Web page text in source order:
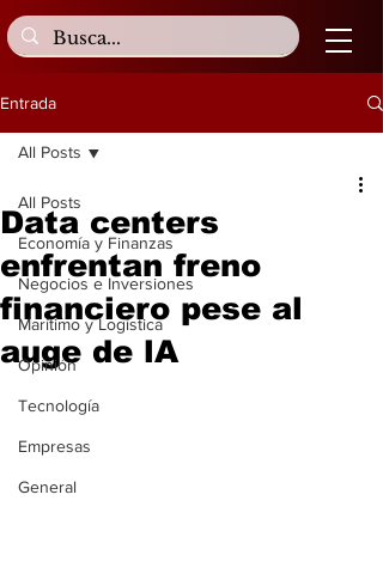
Entrada
All Posts
Economía y Finanzas
Negocios e Inversiones
Marítimo y Logística
Opinión
Tecnología
Empresas
General
All Posts
Data centers
enfrentan freno
financiero pese al
auge de lA